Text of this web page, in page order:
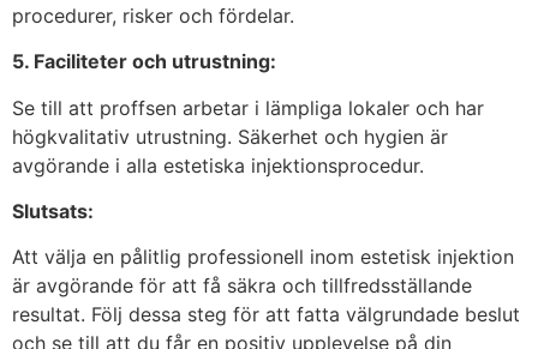
procedurer, risker och fördelar.
5. Faciliteter och utrustning:
Se till att proffsen arbetar i lämpliga lokaler och har
högkvalitativ utrustning. Säkerhet och hygien är
avgörande i alla estetiska injektionsprocedur.
Slutsats:
Att välja en pålitlig professionell inom estetisk injektion
är avgörande för att få säkra och tillfredsställande
resultat. Följ dessa steg för att fatta välgrundade beslut
och se till att du får en positiv upplevelse på din